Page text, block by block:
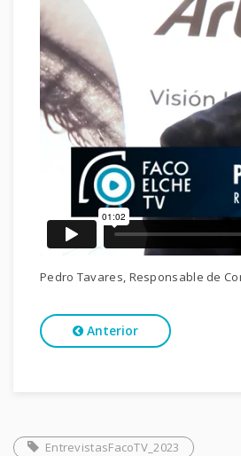
Pedro Tavares, Responsable de
Anterior
EntrevistasFacoTV_2023